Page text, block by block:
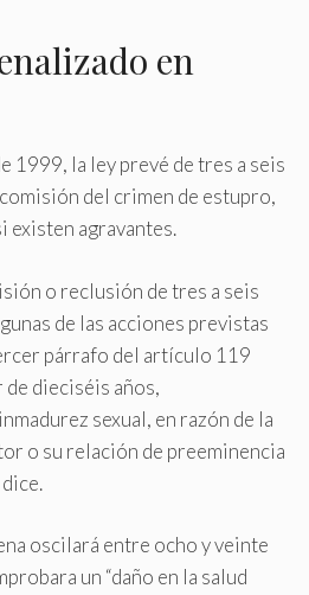
en
1999, la ley prevé de tres a seis
del crimen de estupro,
existen agravantes.
o reclusión de tres a seis
de las acciones previstas
párrafo del artículo 119
de dieciséis años,
sexual, en razón de la
o su relación de preeminencia
oscilará entre ocho y veinte
un “daño en la salud